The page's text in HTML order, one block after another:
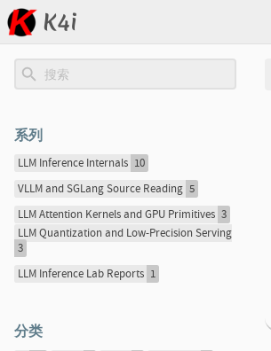
K4i
文章
关于
标签
分类
系列
LLM Inference Internals 10
VLLM and SGLang Source Reading 5
LLM Attention Kernels and GPU Primitives 3
LLM Quantization and Low-Precision Serving
3
LLM Inference Lab Reports 1
分类